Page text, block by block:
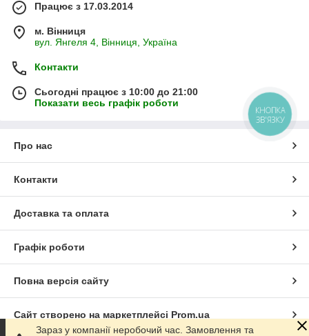
Працює з 17.03.2014
м. Вінниця
вул. Янгеля 4, Вінниця, Україна
Контакти
Сьогодні працює з 10:00 до 21:00
Показати весь графік роботи
Про нас
Контакти
Доставка та оплата
Графік роботи
Повна версія сайту
Сайт створено на маркетплейсі Prom.ua
Зараз у компанії неробочий час. Замовлення та
КНОПКА
ЗВ'ЯЗКУ